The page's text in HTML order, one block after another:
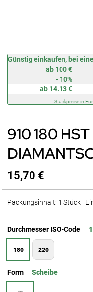
Günstig einkaufen, bei
ab 100 €
- 10%
ab 14.13 €
Stückpreise in
910 180 HST
15,70 €
Packungsinhalt: 1 Stück |
Durchmesser ISO-Code
180 220
Form Scheibe
Zum
Anfang
springen